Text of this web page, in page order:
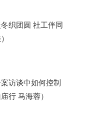
冬织团圆 社工伴同
案访谈中如何控制
行 马海蓉）